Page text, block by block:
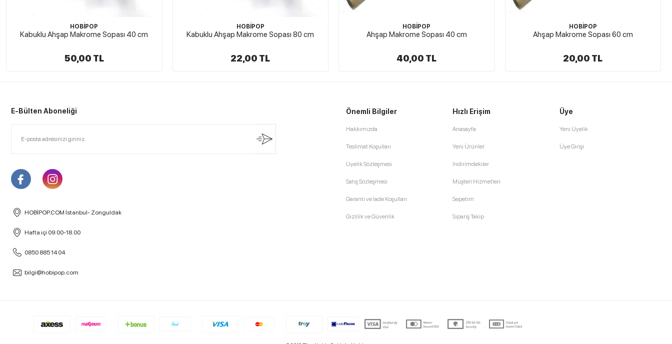
HOBİPOP
Kabuklu Ahşap Makrome Sopası 80 cm
22,00 TL
HOBİPOP
Ahşap Makrome Sopası 40 cm
40,00 TL
HOBİPOP
Ahşap Makrome Sopası 60 cm
20,00 TL
HOBİPOP
Ahşap Makrome Sopası 100 cm
25,00 TL
E-Bülten Aboneliği
HOBİPOP.COM İstanbul- Zonguldak
Hafta içi 09:00-18.00
0850 885 14 04
bilgi@hobipop.com
Önemli Bilgiler
Hakkımızda
Teslimat Koşulları
Üyelik Sözleşmesi
Satış Sözleşmesi
Garanti ve İade Koşulları
Gizlilik ve Güvenlik
Hızlı Erişim
Anasayfa
Yeni Ürünler
İndirimdekiler
Müşteri Hizmetleri
Sepetim
Sipariş Takip
Üye
Yeni Üyelik
Üye Girişi